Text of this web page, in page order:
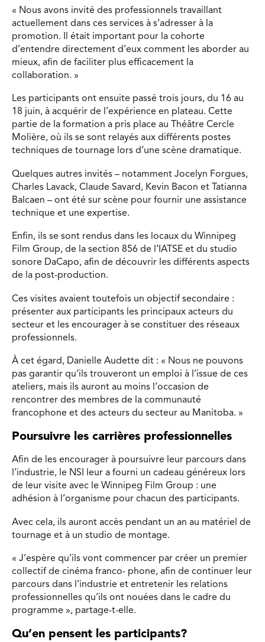
« Nous avons invité des professionnels travaillant
actuellement dans ces services à s’adresser à la
promotion. Il était important pour la cohorte
d’entendre directement d’eux comment les aborder au
mieux, afin de faciliter plus efficacement la
collaboration. »
Les participants ont ensuite passé trois jours, du 16 au
18 juin, à acquérir de l’expérience en plateau. Cette
partie de la formation a pris place au Théâtre Cercle
Molière, où ils se sont relayés aux différents postes
techniques de tournage lors d’une scène dramatique.
Quelques autres invités – notamment Jocelyn Forgues,
Charles Lavack, Claude Savard, Kevin Bacon et Tatianna
Balcaen – ont été sur scène pour fournir une assistance
technique et une expertise.
Enfin, ils se sont rendus dans les locaux du Winnipeg
Film Group, de la section 856 de l’IATSE et du studio
sonore DaCapo, afin de découvrir les différents aspects
de la post-production.
Ces visites avaient toutefois un objectif secondaire :
présenter aux participants les principaux acteurs du
secteur et les encourager à se constituer des réseaux
professionnels.
À cet égard, Danielle Audette dit : « Nous ne pouvons
pas garantir qu’ils trouveront un emploi à l’issue de ces
ateliers, mais ils auront au moins l’occasion de
rencontrer des membres de la communauté
francophone et des acteurs du secteur au Manitoba. »
Poursuivre les carrières professionnelles
Afin de les encourager à poursuivre leur parcours dans
l’industrie, le NSI leur a fourni un cadeau généreux lors
de leur visite avec le Winnipeg Film Group : une
adhésion à l’organisme pour chacun des participants.
Avec cela, ils auront accès pendant un an au matériel de
tournage et à un studio de montage.
« J’espère qu’ils vont commencer par créer un premier
collectif de cinéma franco- phone, afin de continuer leur
parcours dans l’industrie et entretenir les relations
professionnelles qu’ils ont nouées dans le cadre du
programme », partage-t-elle.
Qu’en pensent les participants?